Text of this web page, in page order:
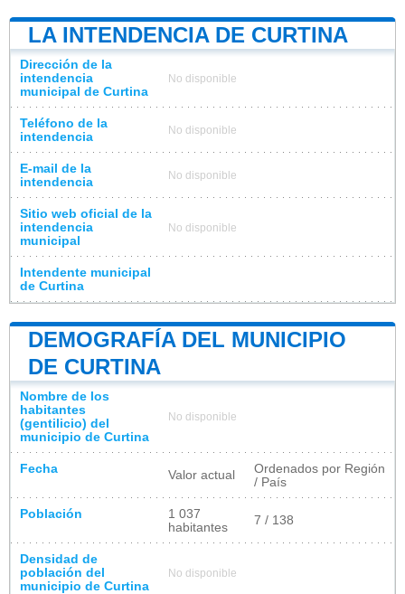
LA INTENDENCIA DE CURTINA
Dirección de la
intendencia
municipal de Curtina
No disponible
Teléfono de la
intendencia
No disponible
E-mail de la
intendencia
No disponible
Sitio web oficial de la
intendencia
municipal
No disponible
Intendente municipal
de Curtina
DEMOGRAFÍA DEL MUNICIPIO
DE CURTINA
Nombre de los
habitantes
(gentilicio) del
municipio de Curtina
No disponible
Fecha Valor actual
Ordenados por Región
/ País
Población
1 037
habitantes
7 / 138
Densidad de
población del
municipio de Curtina
No disponible